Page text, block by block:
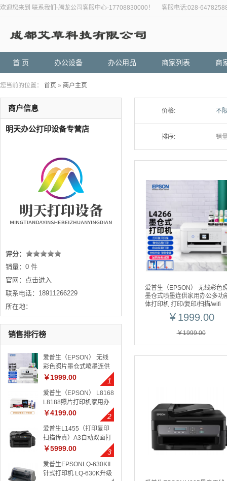
欢迎您来到 联系我们-腾龙公司客服中心-17708830000！ 客服电话:028-
首 页 办公设备 办公用品 商家列表 商
您当前的位置： 首页 » 商户主页
价格: 不
排序: 销
爱普生（EPSON） 无线彩色
墨仓式喷墨连供家用办公多功
体打印机 打印/复印/扫描/wifi
L4266优雅白【L4166升级款
【彩色三合一】￥1999.00
￥1999.00
商户信息
明天办公打印设备专营店
评分：
销量：0 件
官网：
点击进入
联系电话：18911266229
所在地：
销售排行榜
爱普生（EPSON） 无线
彩色照片墨仓式喷墨连供
家用办公多功能一体打印
机 打印/复印/扫描/wifi
L4266优雅白【L4166升
级款】【彩色三合一】
￥1999.00
爱普生（EPSON） L8168
L8188照片打印机家用办
公彩色6色照片喷墨打印机
无线打印复印扫描 套餐一
【含100张6寸+50张A4原
装相纸】
￥4199.00
爱普生L1455（打印复印
扫描传真）A3自动双面打
印机 L5198多功能一体机
L1455 A3自动双面 复印/
打印/扫描一体机
￥5999.00
爱普生EPSONLQ-630KII
针式打印机 LQ-630K升级